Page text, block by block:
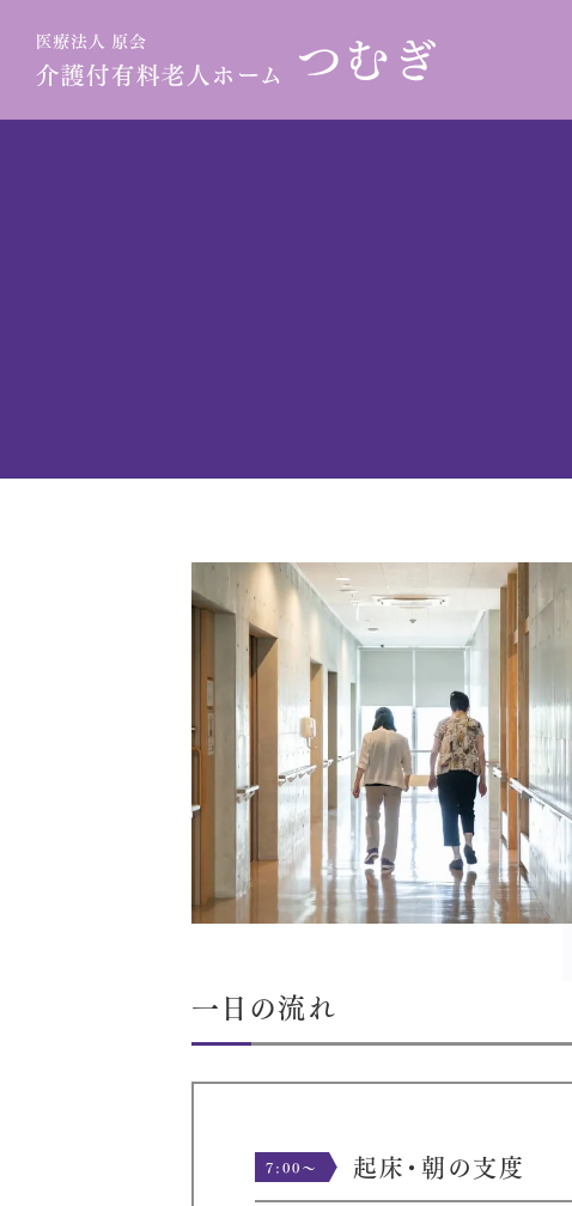
一日の流れ
7:00～ 起床・朝の支度